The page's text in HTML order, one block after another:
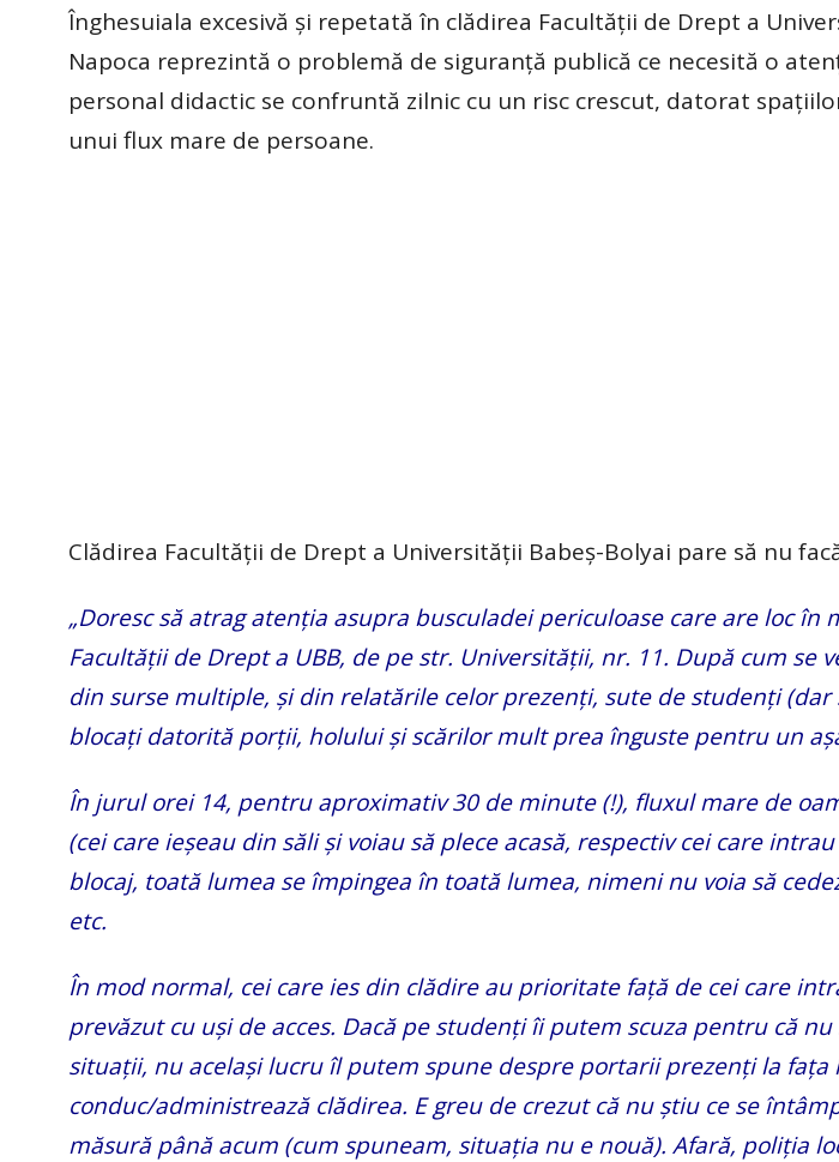
Înghesuiala excesivă și repetată în clădirea Facultății de Drept a
Napoca reprezintă o problemă de siguranță publică ce necesită o
personal didactic se confruntă zilnic cu un risc crescut, datorat
unui flux mare de persoane.
Clădirea Facultății de Drept a Universității Babeș-Bolyai pare să nu
„Doresc să atrag atenția asupra busculadei periculoase care are loc în
Facultății de Drept a UBB, de pe str. Universității, nr. 11. După cum se
din surse multiple, și din relatările celor prezenți, sute de studenți (dar
blocați datorită porții, holului și scărilor mult prea înguste pentru un
În jurul orei 14, pentru aproximativ 30 de minute (!), fluxul mare de
(cei care ieșeau din săli și voiau să plece acasă, respectiv cei care
blocaj, toată lumea se împingea în toată lumea, nimeni nu voia să
etc.
În mod normal, cei care ies din clădire au prioritate față de cei care
prevăzut cu uși de acces. Dacă pe studenți îi putem scuza pentru că
situații, nu același lucru îl putem spune despre portarii prezenți la fața
conduc/administrează clădirea. E greu de crezut că nu știu ce se
măsură până acum (cum spuneam, situația nu e nouă). Afară, poliția